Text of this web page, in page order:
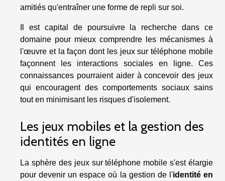
amitiés qu'entraîner une forme de repli sur soi.
Il est capital de poursuivre la recherche dans ce
domaine pour mieux comprendre les mécanismes à
l'œuvre et la façon dont les jeux sur téléphone mobile
façonnent les interactions sociales en ligne. Ces
connaissances pourraient aider à concevoir des jeux
qui encouragent des comportements sociaux sains
tout en minimisant les risques d'isolement.
Les jeux mobiles et la gestion des
identités en ligne
La sphère des jeux sur téléphone mobile s'est élargie
pour devenir un espace où la gestion de l'identité en